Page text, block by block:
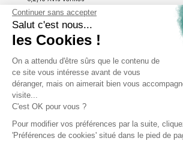
L'Appli Phox
A propos de Phox
Services et garanties
Continuer sans accepter
Salut c'est nous...
les Cookies !
On a attendu d'être sûrs que le contenu de
ce site vous intéresse avant de vous
déranger, mais on aimerait bien vous
visite...
C'est OK pour vous ?
Pour modifier vos préférences par la suite,
'Préférences de cookies' situé dans le pied de